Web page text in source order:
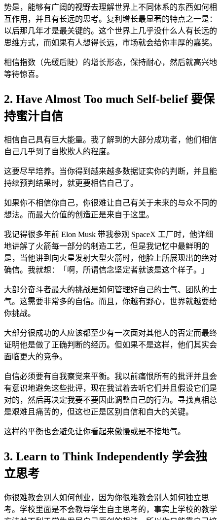
势是，能够有广阔的视野去理解世界上不同体系的东西如何相
互作用，并且有长远的思考。复利增长最显著的特点之一是：
以后那几年才是最关键的。这个世界上几乎没什么人有长远的
思维方式，而如果有人想得长远，市场就会给你丰厚的嘉奖。
相信指数（先缓后陡）的增长形态，保持耐心，然后就高兴地
等待惊喜。
2. Have Almost Too much Self-belief 要保
持蜜汁自信
相信自己具有巨大能量。我了解到的大部分成功者，他们相信
自己几乎到了自欺欺人的程度。
这要尽早培养。当你得到越来越多数据证实你的判断，并且能
持续预判结果时，就更要相信自己了。
如果你不相信你自己，你很难让自己有关于未来的与众不同的
想法。而最大价值的创造正是来自于这里。
我记得很多年前 Elon Musk 带我参观 SpaceX 工厂时，他详细
地讲解了火箭每一部分的制造工艺，但是我记忆中最鲜明的
是，当他讲到向火星发射大型火箭时，他脸上所展现出的绝对
确信。我就想：「啊，所谓信念坚定者就该是这个样子。」
大部分奋斗者最大的挑战是如何管理好自己的士气、团队的士
气。这需要非常多的自信。而且，你越有野心，世界就越要给
你挑战。
大部分很成功的人应该都至少有一次面对其他人的否定而最终
证明他是做了正确判断的经历。但如果不是这样，他们其实会
面临更大的竞争。
自信必须要有自我察觉来平衡。我以前痛恨所有的批评并且会
有意识地避免这些批评，现在我试着去听它们并且假设它们是
对的，然后再决定我要不要因此调整自己的行为。寻找真相总
是艰难且痛苦的，但这也正是区别自信和自大的关键。
这样的平衡也会避免让你看起来傲慢或是不接地气。
3. Learn to Think Independently 学会独
立思考
你很难教会别人如何创业，因为你很难教会别人如何独立思
考。学校里面是不会教导学生自主思考的，事实上学校的教学